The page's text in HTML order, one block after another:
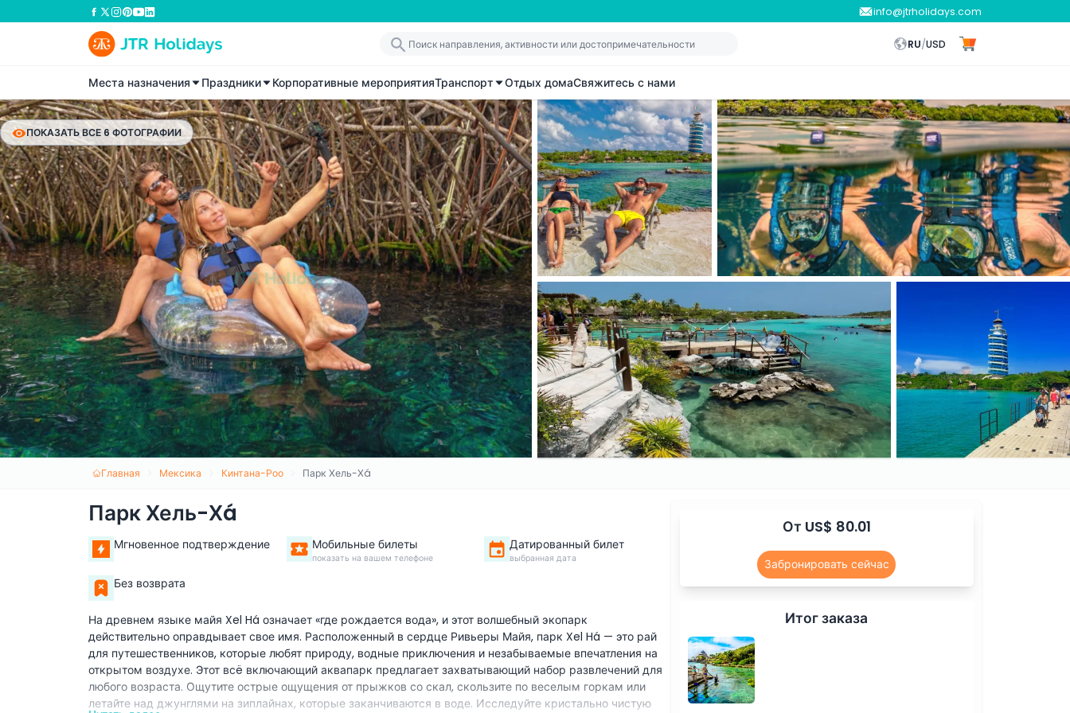
info@jtrholidays.com
RU/USD
Места назначения Праздники Корпоративные мероприятияТранспорт Отдых домаСвяжитесь с нами
ПОКАЗАТЬ ВСЕ 6 ФОТОГРАФИИ
Главная Мексика Кинтана-Роо Парк Хель-Хá
Парк Хель-Хá
Мгновенное подтверждение Мобильные билеты
показать на вашем телефоне
Датированный билет
выбранная дата
Без возврата
На древнем языке майя Xel Há означает «где рождается вода», и этот волшебный экопарк
действительно оправдывает свое имя. Расположенный в сердце Ривьеры Майя, парк Xel Há — это рай
для путешественников, которые любят природу, водные приключения и незабываемые впечатления на
открытом воздухе. Этот всë включающий аквапарк предлагает захватывающий набор развлечений для
любого возраста. Ощутите острые ощущения от прыжков со скал, скользите по веселым горкам или
летайте над джунглями на зиплайнах, которые заканчиваются в воде. Исследуйте кристально чистую
От US$ 80.01
Забронировать сейчас
Итог заказа